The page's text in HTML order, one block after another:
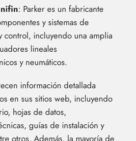
: Parker es un fabricante
y sistemas de
control, incluyendo una amplia
lineales
y neumáticos.
información detallada
en sus sitios web, incluyendo
hojas de datos,
guías de instalación y
otros. Además, la mayoría de